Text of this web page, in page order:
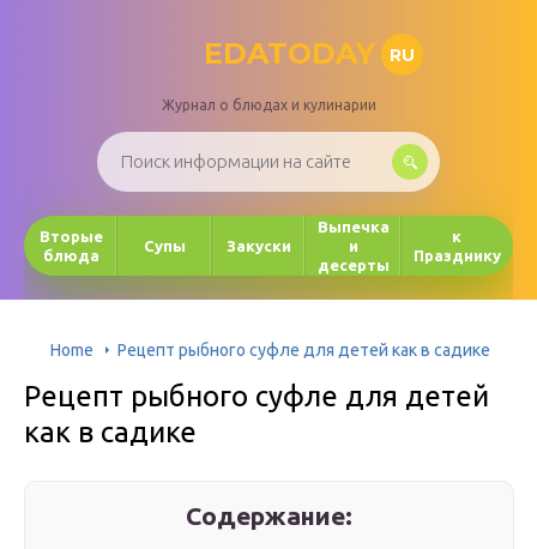
EDATODAY RU
Журнал о блюдах и кулинарии
Вторые
блюда
Супы Закуски
Выпечка
и
десерты
к
Празднику
Home Рецепт рыбного суфле для детей как в садике
Рецепт рыбного суфле для детей
как в садике
Содержание: